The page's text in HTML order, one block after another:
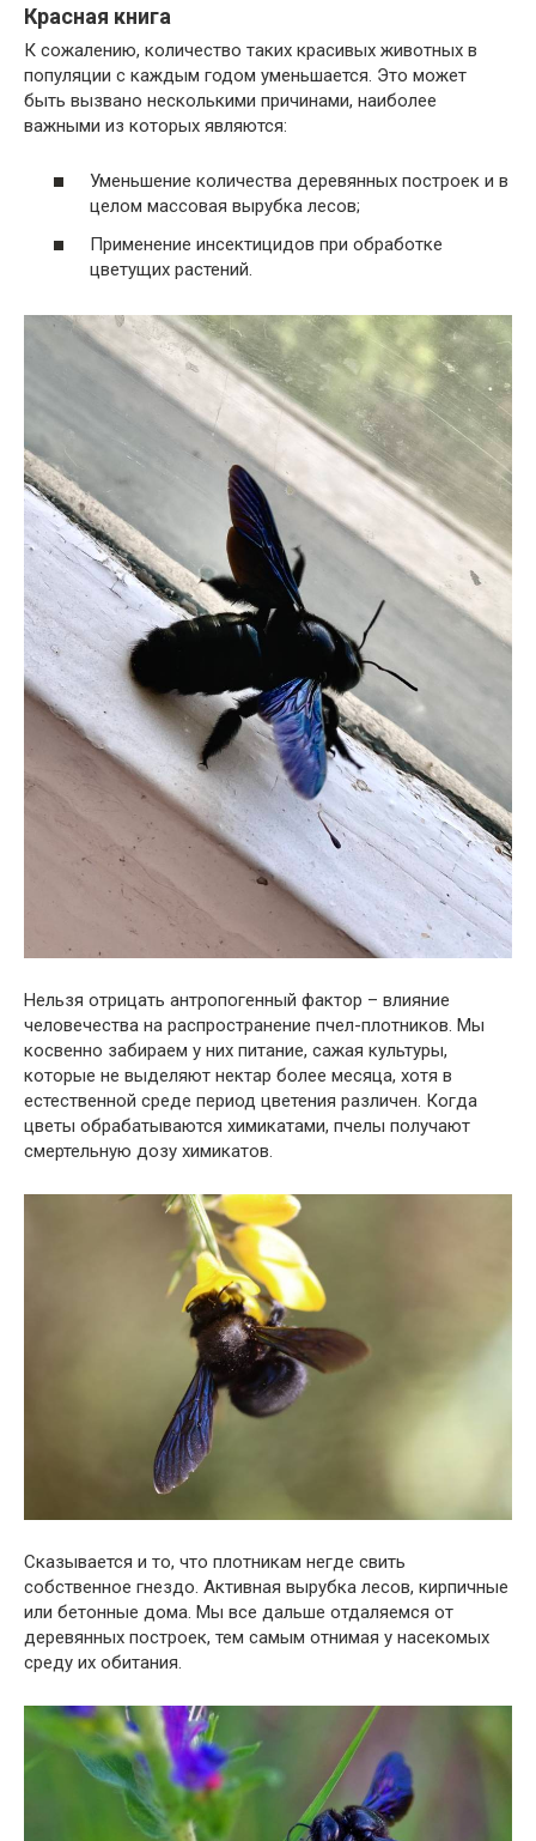
Красная книга
К сожалению, количество таких красивых животных в
популяции с каждым годом уменьшается. Это может
быть вызвано несколькими причинами, наиболее
важными из которых являются:
Уменьшение количества деревянных построек и в
целом массовая вырубка лесов;
Применение инсектицидов при обработке
цветущих растений.
Нельзя отрицать антропогенный фактор – влияние
человечества на распространение пчел-плотников. Мы
косвенно забираем у них питание, сажая культуры,
которые не выделяют нектар более месяца, хотя в
естественной среде период цветения различен. Когда
цветы обрабатываются химикатами, пчелы получают
смертельную дозу химикатов.
Сказывается и то, что плотникам негде свить
собственное гнездо. Активная вырубка лесов, кирпичные
или бетонные дома. Мы все дальше отдаляемся от
деревянных построек, тем самым отнимая у насекомых
среду их обитания.